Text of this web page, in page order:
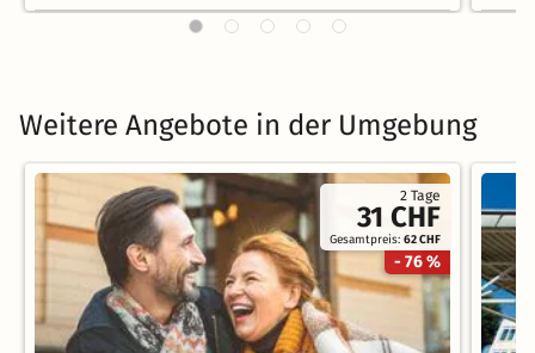
Weitere Angebote in der Umgebung
2 Tage
31 CHF
Gesamtpreis:62 CHF
- 76 %